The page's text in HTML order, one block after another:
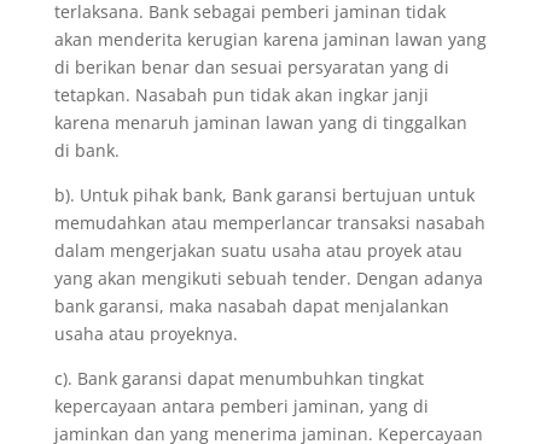
terlaksana. Bank sebagai pemberi jaminan tidak
akan menderita kerugian karena jaminan lawan yang
di berikan benar dan sesuai persyaratan yang di
tetapkan. Nasabah pun tidak akan ingkar janji
karena menaruh jaminan lawan yang di tinggalkan
di bank.
b). Untuk pihak bank, Bank garansi bertujuan untuk
memudahkan atau memperlancar transaksi nasabah
dalam mengerjakan suatu usaha atau proyek atau
yang akan mengikuti sebuah tender. Dengan adanya
bank garansi, maka nasabah dapat menjalankan
usaha atau proyeknya.
c). Bank garansi dapat menumbuhkan tingkat
kepercayaan antara pemberi jaminan, yang di
jaminkan dan yang menerima jaminan. Kepercayaan